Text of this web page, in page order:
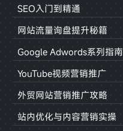
SEO入门到精通
网站流量询盘提升秘籍
Google Adwords系列指南
YouTube视频营销推广
外贸网站营销推广攻略
站内优化与内容营销实操